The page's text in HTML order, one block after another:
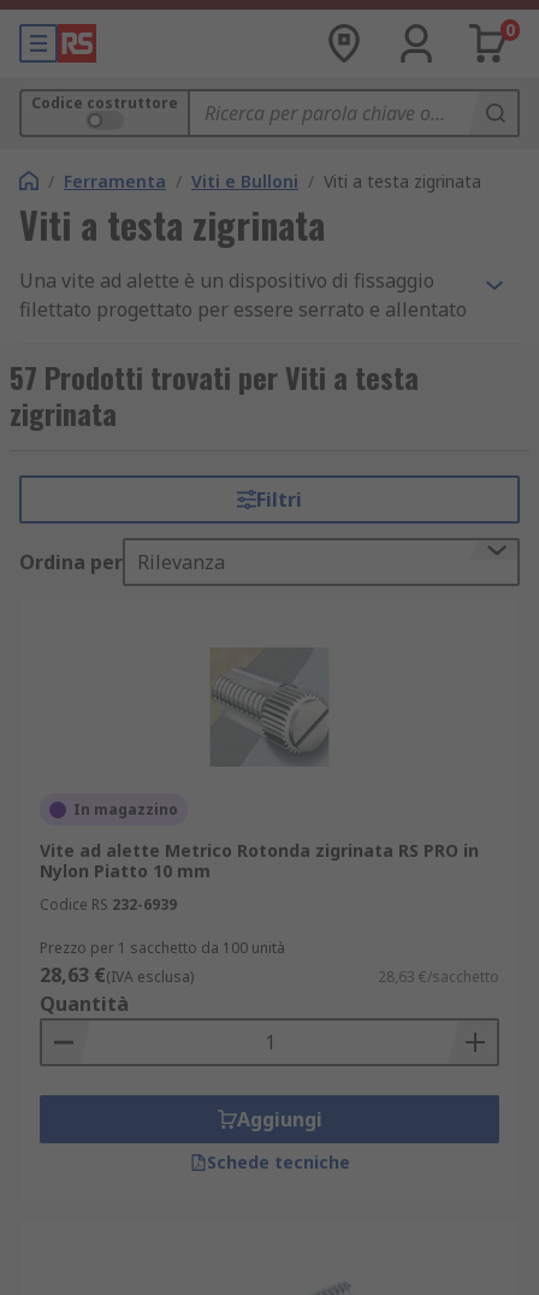
0
Codice costruttore
/ Ferramenta / Viti e Bulloni / Viti a testa zigrinata
Viti a testa zigrinata
Una vite ad alette è un dispositivo di fissaggio
filettato progettato per essere serrato e allentato
della vite ad alette è zigrinata per fornire una
maggiore presa ed evitare lo scivolamento
durante il serraggio e l'allentamento. Il diametro
facilità d'uso e fornisce anche un alto grado di
Tipi di viti ad alette
un'ampia gamma di materiali, tra cui acciaio,
ottone, nylon e resina. È disponibile anche
un'ampia gamma di dimensioni della filettatura e
Applicazioni
Le viti ad alette sono ideali per l'uso in macchine
e computer in cui lo spazio è limitato e gli
utensili di fissaggio non possono essere
utilizzati.
57 Prodotti trovati per Viti a testa
zigrinata
Filtri
Ordina per Rilevanza
In magazzino
Vite ad alette Metrico Rotonda zigrinata RS PRO in
Nylon Piatto 10 mm
Codice RS 232-6939
Prezzo per 1 sacchetto da 100 unità
28,63 €(IVA esclusa) 28,63 €/sacchetto
Quantità
Aggiungi
Schede tecniche